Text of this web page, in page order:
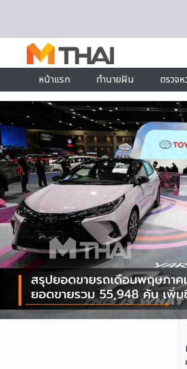
หน้าแรก
ทำนายฝัน ตรวจห